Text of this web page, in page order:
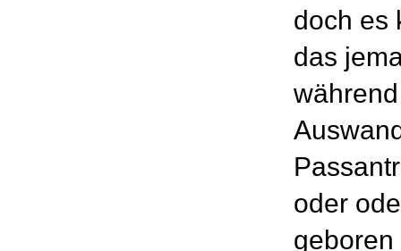
doch es
das
oder
geboren